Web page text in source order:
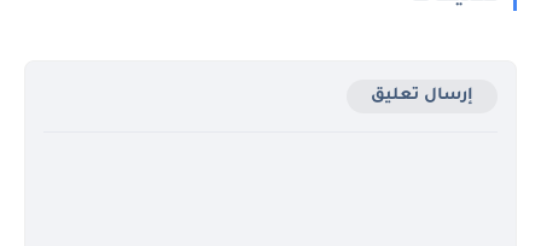
إرسال تعليق